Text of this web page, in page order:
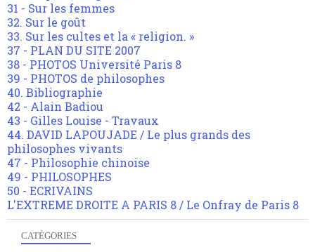
31 - Sur les femmes
32. Sur le goût
33. Sur les cultes et la « religion. »
37 - PLAN DU SITE 2007
38 - PHOTOS Université Paris 8
39 - PHOTOS de philosophes
40. Bibliographie
42 - Alain Badiou
43 - Gilles Louise - Travaux
44. DAVID LAPOUJADE / Le plus grands des
philosophes vivants
47 - Philosophie chinoise
49 - PHILOSOPHES
50 - ECRIVAINS
L'EXTREME DROITE A PARIS 8 / Le Onfray de Paris 8
CATÉGORIES